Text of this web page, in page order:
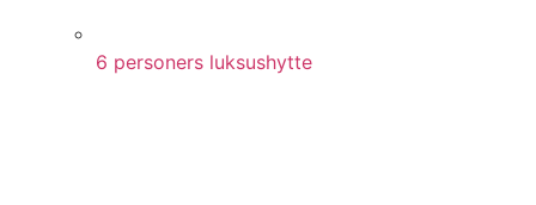
6 personers luksushytte